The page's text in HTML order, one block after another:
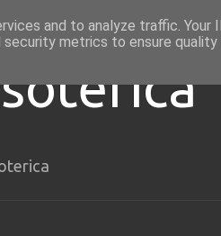
and to analyze traffic. Your
metrics to ensure